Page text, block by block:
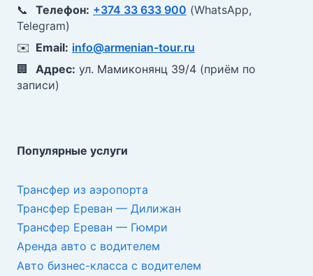
📞
Телефон: +374 33 633 900 (WhatsApp,
Telegram)
✉️ Email: info@armenian-tour.ru
🏢
Адрес: ул. Мамиконянц 39/4 (приём по
записи)
Популярные услуги
Трансфер из аэропорта
Трансфер Ереван — Дилижан
Трансфер Ереван — Гюмри
Аренда авто с водителем
Авто бизнес-класса с водителем